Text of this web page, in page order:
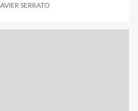
SERRATO